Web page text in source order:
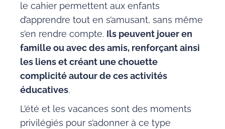
le cahier permettent aux enfants
d’apprendre tout en s’amusant, sans même
s’en rendre compte. Ils peuvent jouer en
famille ou avec des amis, renforçant ainsi
les liens et créant une chouette
complicité autour de ces activités
éducatives.
L’été et les vacances sont des moments
privilégiés pour s’adonner à ce type